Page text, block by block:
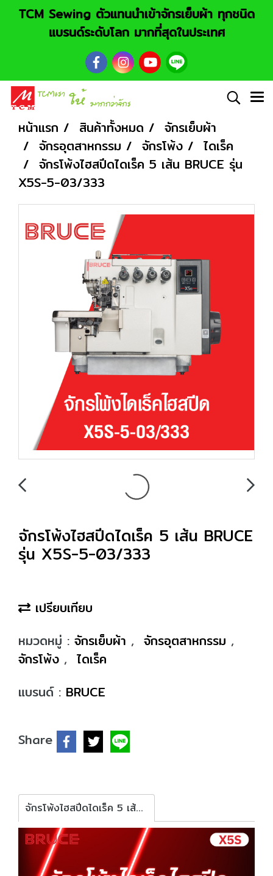
TCM Sewing ตัวแทนนำเข้าจักรเย็บผ้า ทุกชนิด
แบรนด์ระดับโลก มากที่สุดในประเทศ
หน้าแรก สินค้าทั้งหมด
จักรเย็บผ้า
จักรอุตสาหกรรม
จักรโพ้ง
ไดเร็ค
จักรโพ้งไฮสปีดไดเร็ค 5 เส้น BRUCE รุ่น
X5S-5-03/333
จักรโพ้งไฮสปีดไดเร็ค 5 เส้น BRUCE
รุ่น X5S-5-03/333
เปรียบเทียบ
หมวดหมู่ : จักรเย็บผ้า , จักรอุตสาหกรรม ,
จักรโพ้ง , ไดเร็ค
แบรนด์ : BRUCE
Share
จักรโพ้งไฮสปีดไดเร็ค 5 เส้น BRUCE รุ่น X5S-5-03/333